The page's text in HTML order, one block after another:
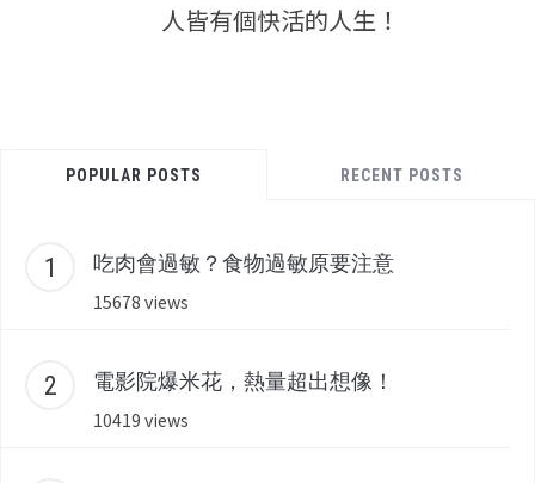
人皆有個快活的人生！
POPULAR POSTS RECENT POSTS
吃肉會過敏？食物過敏原要注意
15678 views
電影院爆米花，熱量超出想像！
10419 views